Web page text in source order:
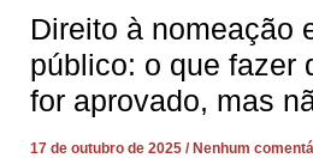
Direito à nomeação
público: o que fazer
for aprovado, mas
17 de outubro de 2025 Nenhum